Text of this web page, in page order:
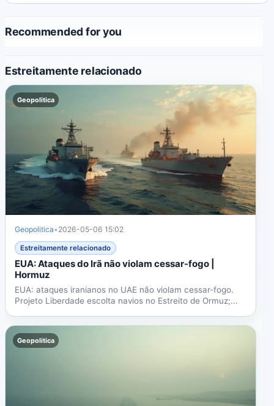
Recommended for you
Estreitamente relacionado
Geopolitica
Geopolitica• 2026-05-06 15:02
Estreitamente relacionado
EUA: Ataques do Irã não violam cessar-fogo |
Hormuz
EUA: ataques iranianos no UAE não violam cessar-fogo.
Projeto Liberdade escolta navios no Estreito de Ormuz;...
Geopolitica